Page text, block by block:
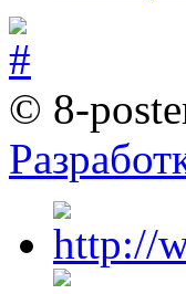
© 8-